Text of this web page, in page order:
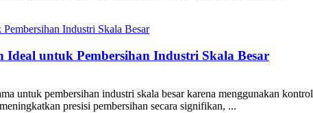
untuk Pembersihan Industri Skala Besar
untuk pembersihan industri skala besar karena menggunakan
presisi pembersihan secara signifikan, ...